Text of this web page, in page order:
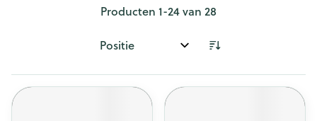
Producten 1-24van 28
Sorteer op: